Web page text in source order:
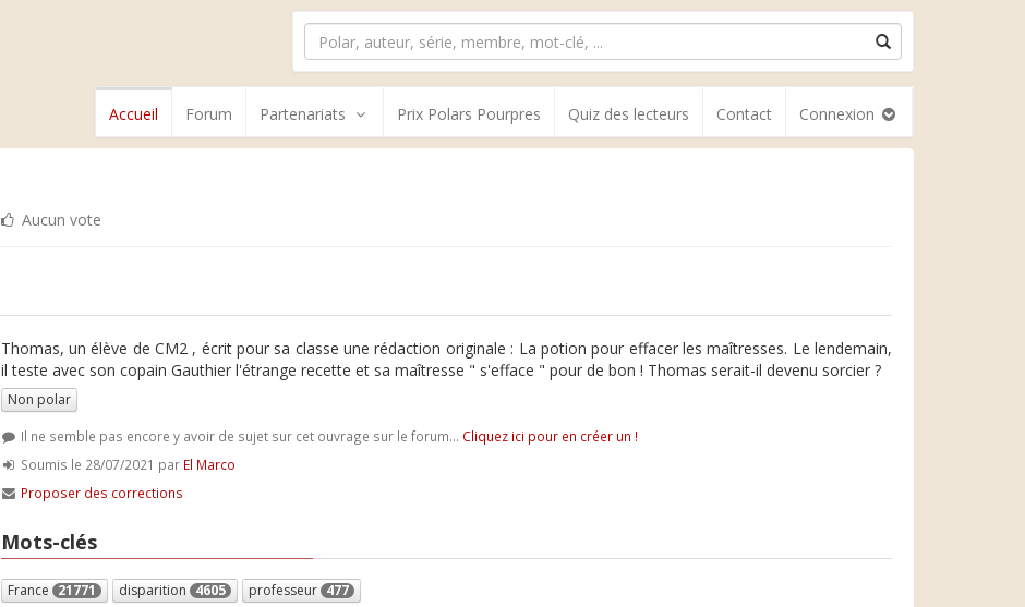
Accueil Forum Partenariats Prix Polars Pourpres Quiz des lecteurs Contact Connexion
Aucun vote
Thomas, un élève de CM2 , écrit pour sa classe une rédaction originale : La potion pour effacer les maîtresses. Le lendemain,
il teste avec son copain Gauthier l'étrange recette et sa maîtresse " s'efface " pour de bon ! Thomas serait-il devenu sorcier ?
Non polar
Il ne semble pas encore y avoir de sujet sur cet ouvrage sur le forum... Cliquez ici pour en créer un !
Soumis le 28/07/2021 par El Marco
Proposer des corrections
Mots-clés
France 21771 disparition 4605 professeur 477